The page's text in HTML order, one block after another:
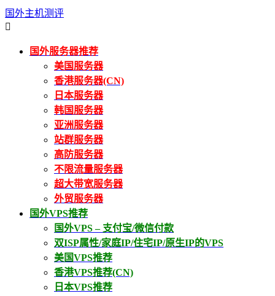
国外主机测评

国外服务器推荐
美国服务器
香港服务器(CN)
日本服务器
韩国服务器
亚洲服务器
站群服务器
高防服务器
不限流量服务器
超大带宽服务器
外贸服务器
国外VPS推荐
国外VPS – 支付宝/微信付款
双ISP属性/家庭IP/住宅IP/原生IP的VPS
美国VPS推荐
香港VPS推荐(CN)
日本VPS推荐